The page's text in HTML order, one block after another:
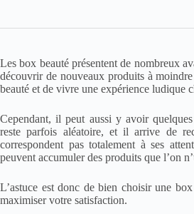
Les box beauté présentent de nombreux
découvrir de nouveaux produits à
beauté et de vivre une expérience ludique
Cependant, il peut aussi y avoir
reste parfois aléatoire, et il arrive de
correspondent pas totalement à ses
peuvent accumuler des produits que l’on
L’astuce est donc de bien choisir une
maximiser votre satisfaction.